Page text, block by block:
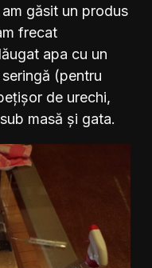
găsit un produs
frecat
apa cu un
(pentru
de urechi,
masă și gata.